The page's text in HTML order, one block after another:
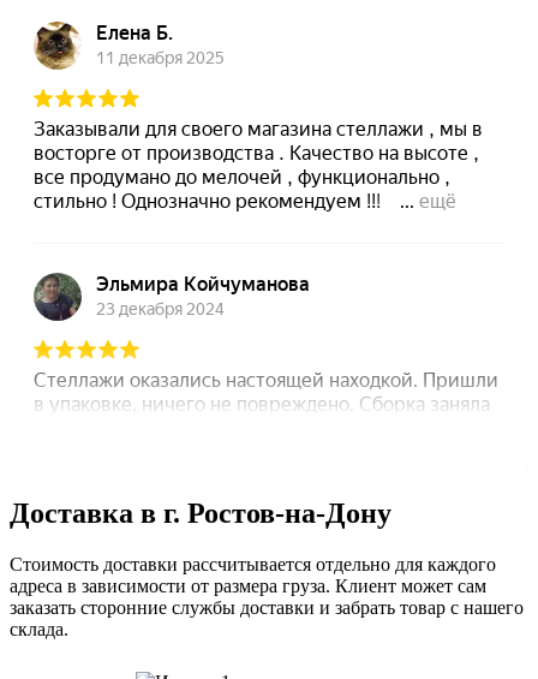
Доставка в г. Ростов-на-Дону
Стоимость доставки рассчитывается отдельно для каждого
адреса в зависимости от размера груза. Клиент может сам
заказать сторонние службы доставки и забрать товар с нашего
склада.